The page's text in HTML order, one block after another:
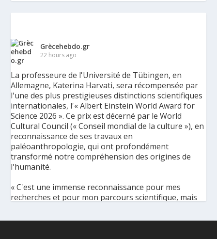
Grècehebdo.gr
22 hours ago
La professeure de l'Université de Tübingen, en
Allemagne, Katerina Harvati, sera récompensée par
l'une des plus prestigieuses distinctions scientifiques
internationales, l'« Albert Einstein World Award for
Science 2026 ». Ce prix est décerné par le World
Cultural Council (« Conseil mondial de la culture »), en
reconnaissance de ses travaux en
paléoanthropologie, qui ont profondément
transformé notre compréhension des origines de
l'humanité.
« C'est une immense reconnaissance pour mes
recherches et pour mon parcours scientifique, mais